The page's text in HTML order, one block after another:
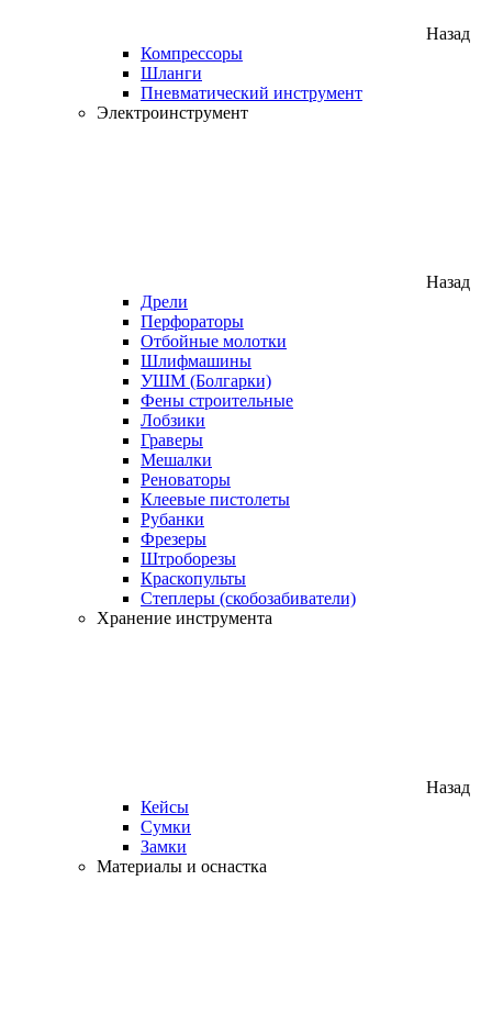
Назад
Компрессоры
Шланги
Пневматический инструмент
Электроинструмент
Назад
Дрели
Перфораторы
Отбойные молотки
Шлифмашины
УШМ (Болгарки)
Фены строительные
Лобзики
Граверы
Мешалки
Реноваторы
Клеевые пистолеты
Рубанки
Фрезеры
Штроборезы
Краскопульты
Степлеры (скобозабиватели)
Хранение инструмента
Назад
Кейсы
Сумки
Замки
Материалы и оснастка